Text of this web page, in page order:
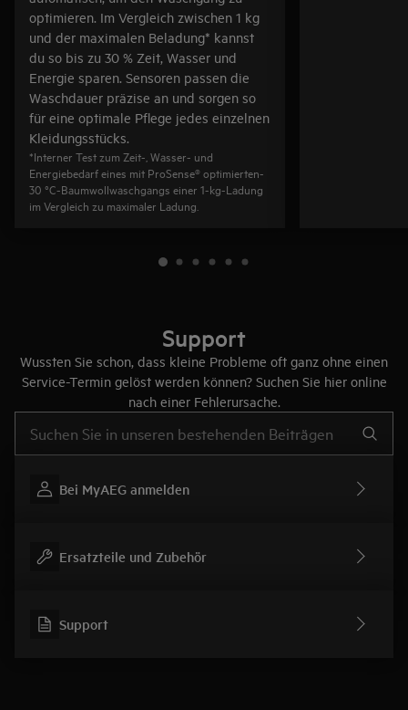
optimieren. Im Vergleich zwischen 1 kg
und der maximalen Beladung* kannst
du so bis zu 30 % Zeit, Wasser und
Energie sparen. Sensoren passen die
Waschdauer präzise an und sorgen so
für eine optimale Pflege jedes einzelnen
Kleidungsstücks.
*Interner Test zum Zeit-, Wasser- und
Energiebedarf eines mit ProSense® optimierten-
30 °C-Baumwollwaschgangs einer 1-kg-Ladung
im Vergleich zu maximaler Ladung.
Support
Wussten Sie schon, dass kleine Probleme oft ganz ohne einen
Service-Termin gelöst werden können? Suchen Sie hier online
nach einer Fehlerursache.
Bei MyAEG anmelden
Ersatzteile und Zubehör
Support